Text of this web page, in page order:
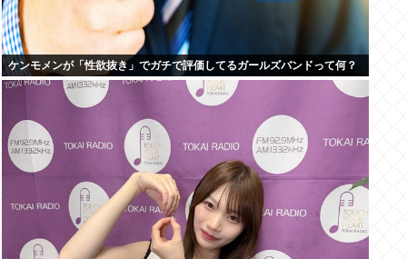
ケンモメンが「性欲抜き」でガチで評価してるガールズバンドって何？